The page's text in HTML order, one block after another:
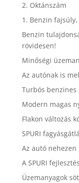
2. Oktánszám
1. Benzin
Benzin
rövidesen!
Minőségi
Az autónak is
Turbós benzines
Modern magas
Flakon változás
SPURI
Az autó nehezen
A SPURI
Üzemanyagok